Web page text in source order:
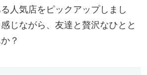
人気店をピックアップしまし
じながら、友達と贅沢なひとと
？